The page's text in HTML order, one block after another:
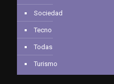
Sociedad
Tecno
Todas
Turismo